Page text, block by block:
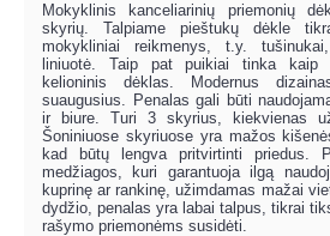
Mokyklinis kanceliarinių priemonių
skyrių. Talpiame pieštukų dėkle
mokykliniai reikmenys, t.y.
liniuotė. Taip pat puikiai tinka kaip
kelioninis dėklas. Modernus
suaugusius. Penalas gali būti
ir biure. Turi 3 skyrius, kiekvienas
Šoniniuose skyriuose yra mažos
kad būtų lengva pritvirtinti priedus.
medžiagos, kuri garantuoja ilgą
kuprinę ar rankinę, užimdamas mažai
dydžio, penalas yra labai talpus, tikrai
rašymo priemonėms susidėti.